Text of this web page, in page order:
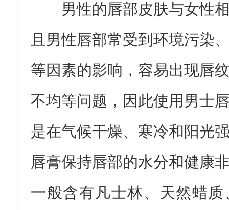
男性的唇部皮肤与女性
且男性唇部常受到环境污染
等因素的影响，容易出现唇
不均等问题，因此使用男士
是在气候干燥、寒冷和阳光
唇膏保持唇部的水分和健康
一般含有凡士林、天然蜡